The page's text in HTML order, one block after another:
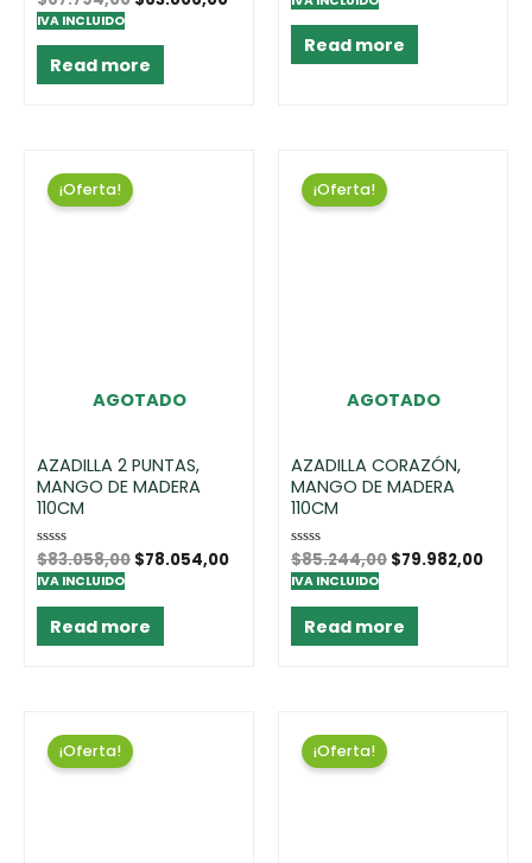
0
out
IVA INCLUIDO
Read more
out
Read more
AGOTADO
¡Oferta!
AZADILLA 2 PUNTAS,
MANGO DE MADERA
110CM
Rated
0
out
$83.058,00 $78.054,00
IVA INCLUIDO
Read more
AGOTADO
¡Oferta!
AZADILLA CORAZÓN,
MANGO DE MADERA
110CM
Rated
0
out
$85.244,00 $79.982,00
IVA INCLUIDO
Read more
¡Oferta! ¡Oferta!